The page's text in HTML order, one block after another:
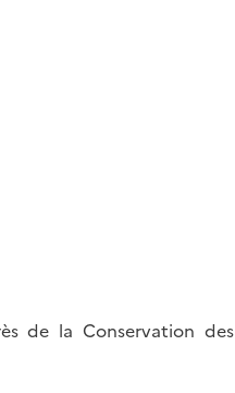
de la Conservation des